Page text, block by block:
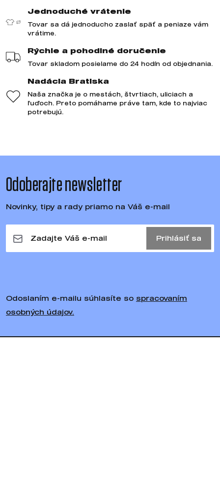
Jednoduché vrátenie
Tovar sa dá jednoducho zaslať späť a peniaze vám
vrátime.
Rýchle a pohodlné doručenie
Tovar skladom posielame do 24 hodín od objednania.
Nadácia Bratiska
Naša značka je o mestách, štvrtiach, uliciach a
ľuďoch. Preto pomáhame práve tam, kde to najviac
potrebujú.
Odoberajte newsletter
Novinky, tipy a rady priamo na Váš e-mail
Prihlásiť sa
Odoslaním e-mailu súhlasíte so spracovaním
osobných údajov.